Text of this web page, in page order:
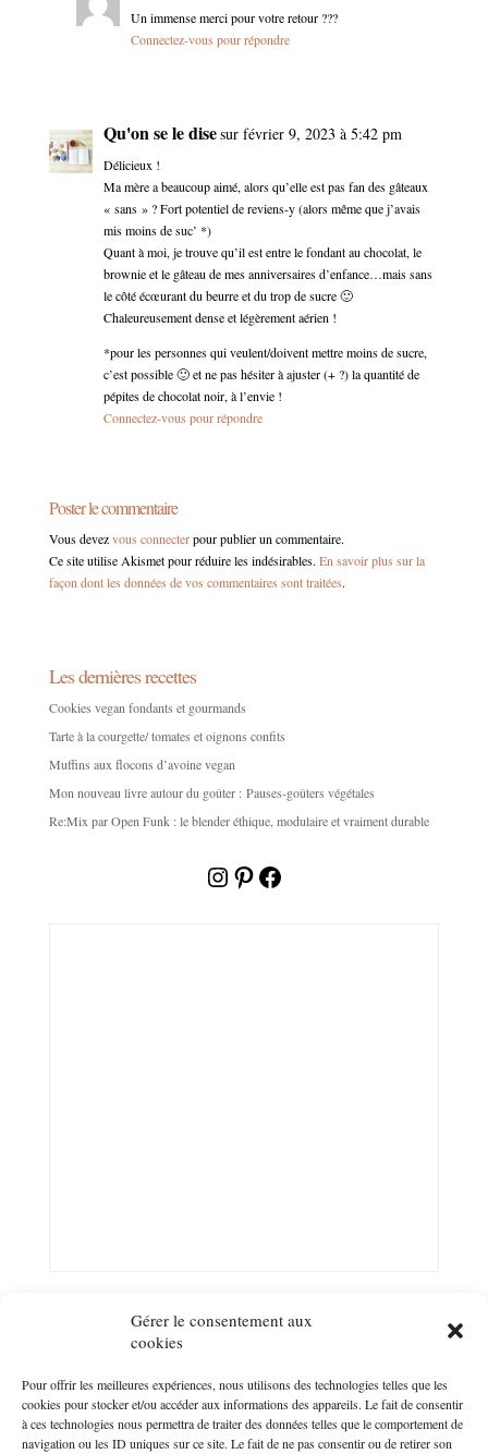
Gérer le consentement aux
cookies
Pour offrir les meilleures expériences, nous utilisons des technologies telles que les
cookies pour stocker et/ou accéder aux informations des appareils. Le fait de consentir
à ces technologies nous permettra de traiter des données telles que le comportement de
navigation ou les ID uniques sur ce site. Le fait de ne pas consentir ou de retirer son
Un immense merci pour votre retour ???
Connectez-vous pour répondre
Qu'on se le disesur février 9, 2023 à 5:42 pm
Délicieux !
Ma mère a beaucoup aimé, alors qu’elle est pas fan des gâteaux
« sans » ? Fort potentiel de reviens-y (alors même que j’avais
mis moins de suc’ *)
Quant à moi, je trouve qu’il est entre le fondant au chocolat, le
brownie et le gâteau de mes anniversaires d’enfance…mais sans
le côté écœurant du beurre et du trop de sucre 🙂
Chaleureusement dense et légèrement aérien !
*pour les personnes qui veulent/doivent mettre moins de sucre,
c’est possible 🙂 et ne pas hésiter à ajuster (+ ?) la quantité de
pépites de chocolat noir, à l’envie !
Connectez-vous pour répondre
Poster le commentaire
Vous devezvous connecterpour publier un commentaire.
Ce site utilise Akismet pour réduire les indésirables. En savoir plus sur la
façon dont les données de vos commentaires sont traitées.
Les dernières recettes
Cookies vegan fondants et gourmands
Tarte à la courgette/ tomates et oignons confits
Muffins aux flocons d’avoine vegan
Mon nouveau livre autour du goûter : Pauses-goûters végétales
Re:Mix par Open Funk : le blender éthique, modulaire et vraiment durable
Instagram
Pinterest
Facebook
Suivez-nous sur les réseaux !
FacebookPinterestInstagram